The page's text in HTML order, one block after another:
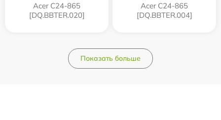
Acer C24-865
[DQ.BBTER.020]
Acer C24-865
[DQ.BBTER.004]
Показать больше